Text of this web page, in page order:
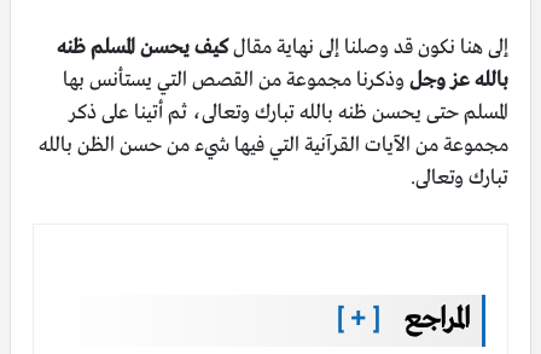
إلى هنا نكون قد وصلنا إلى نهاية مقالكيف يحسن المسلم ظنه
بالله عز وجل وذكرنا مجموعة من القصص التي يستأنس بها
المسلم حتى يحسن ظنه بالله تبارك وتعالى، ثم أتينا على ذكر
مجموعة من الآيات القرآنية التي فيها شيء من حسن الظن بالله
تبارك وتعالى.
المراجع [ + ]